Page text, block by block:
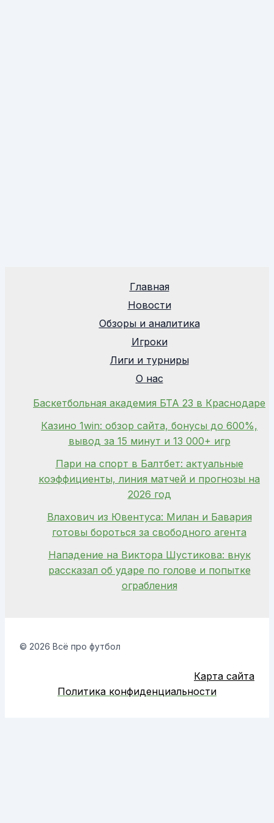
Главная
Новости
Обзоры и аналитика
Игроки
Лиги и турниры
О нас
Баскетбольная академия БТА 23 в Краснодаре
Казино 1win: обзор сайта, бонусы до 600%,
вывод за 15 минут и 13 000+ игр
Пари на спорт в Балтбет: актуальные
коэффициенты, линия матчей и прогнозы на
2026 год
Влахович из Ювентуса: Милан и Бавария
готовы бороться за свободного агента
Нападение на Виктора Шустикова: внук
рассказал об ударе по голове и попытке
ограбления
© 2026 Всё про футбол
Карта сайта
Политика конфиденциальности